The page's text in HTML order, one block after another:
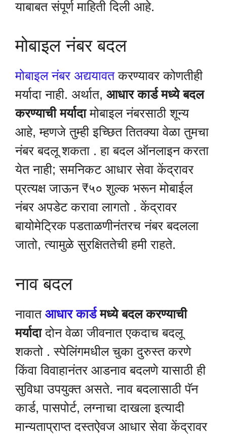
याबाबत संपूर्ण माहिती दिली आहे.
मोबाइल नंबर बदल
मोबाइल नंबर अद्ययावतकरण्यावर कोणतीही
मर्यादा नाही. अर्थात, आधार कार्ड मध्ये बदल
करण्याची मर्यादामोबाइल नंबरसाठी शून्य
आहे, म्हणजे तुम्ही इच्छित तितक्या वेळा तुमचा
नंबर बदलू शकता . हा बदल ऑनलाइन करता
येत नाही; समनिकट आधार सेवा केंद्रावर
प्रत्यक्ष जाऊन ₹५० शुल्क भरून मोबाईल
नंबर अपडेट करावा लागतो . केंद्रावर
बायोमेट्रिक पडताळणीनंतरच नंबर बदलला
जातो, त्यामुळे सुरक्षिततेची हमी राहते.
नाव बदल
नावात आधार कार्डमध्ये बदल करण्याची
मर्यादादोन वेळा जीवनात एकदाच बदलू
शकतो . स्पेलिंगमधील चुका दुरुस्त करणे
किंवा विवाहानंतर आडनाव बदलणे यासाठी ही
सुविधा उपयुक्त असते. नाव बदलासाठी पॅन
कार्ड, पासपोर्ट, लग्नाचा दाखला इत्यादी
मान्यताप्राप्त दस्तऐवज आधार सेवा केंद्रावर